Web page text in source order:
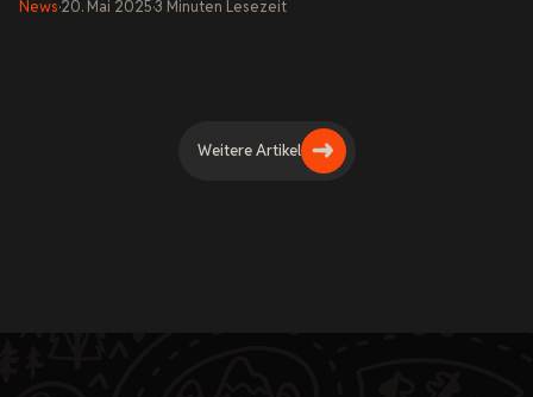
News·20. Mai 2025·3 Minuten Lesezeit
Weitere Artikel